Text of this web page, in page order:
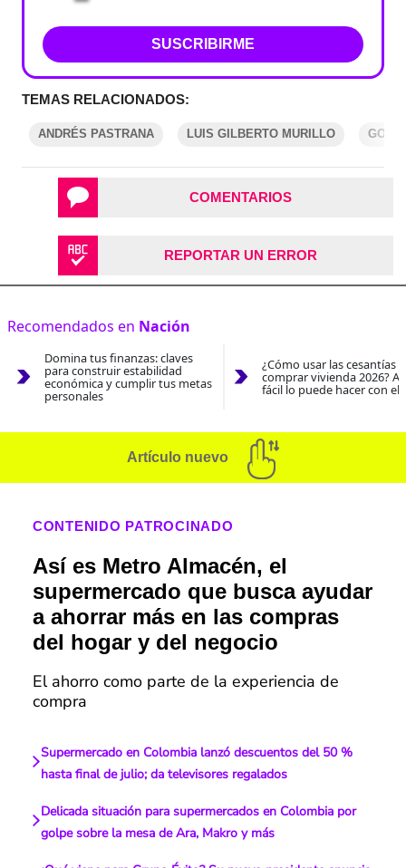
SUSCRIBIRME
TEMAS RELACIONADOS:
ANDRÉS PASTRANA LUIS GILBERTO MURILLO
COMENTARIOS
REPORTAR UN ERROR
Recomendados en Nación
Domina tus finanzas: claves
para construir estabilidad
económica y cumplir tus metas
personales
¿Cómo usar las cesantías
comprar vivienda 2026?
fácil lo puede hacer con el
Artículo nuevo
CONTENIDO PATROCINADO
Así es Metro Almacén, el
supermercado que busca ayudar
a ahorrar más en las compras
del hogar y del negocio
El ahorro como parte de la experiencia de
compra
Supermercado en Colombia lanzó descuentos del 50 %
hasta final de julio; da televisores regalados
Delicada situación para supermercados en Colombia por
golpe sobre la mesa de Ara, Makro y más